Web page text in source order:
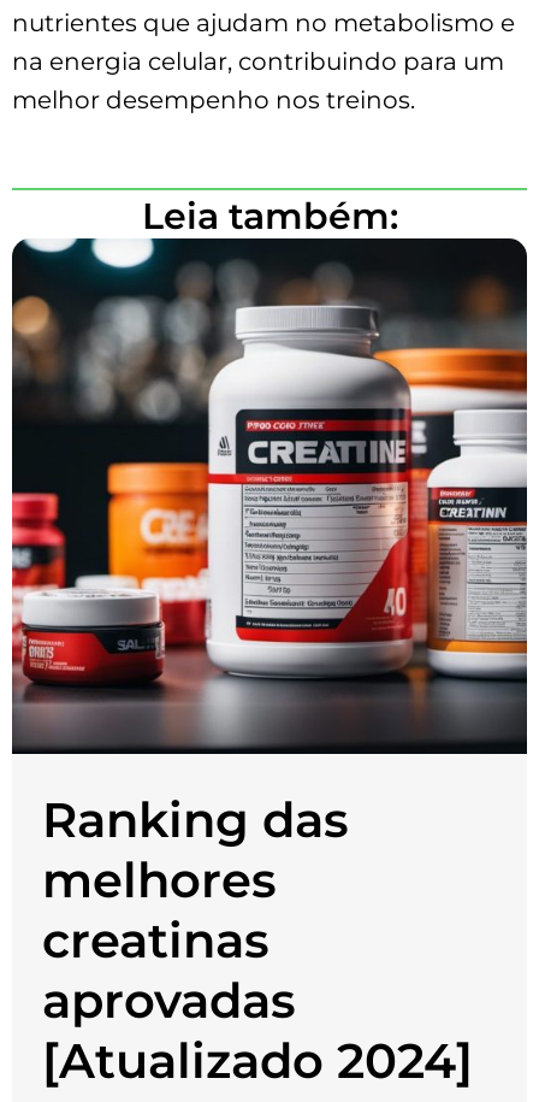
nutrientes que ajudam no metabolismo e
na energia celular, contribuindo para um
melhor desempenho nos treinos.
Leia também:
Ranking das
melhores
creatinas
aprovadas
[Atualizado 2024]